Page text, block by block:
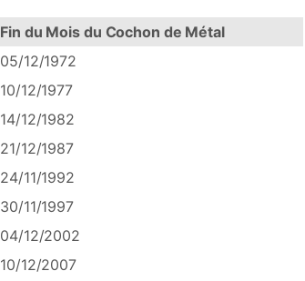
Fin du Mois du Cochon de Métal
05/12/1972
10/12/1977
14/12/1982
21/12/1987
24/11/1992
30/11/1997
04/12/2002
10/12/2007